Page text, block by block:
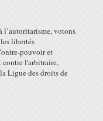
l’autoritarisme, votons
libertés
pouvoir et
l'arbitraire,
Ligue des droits de